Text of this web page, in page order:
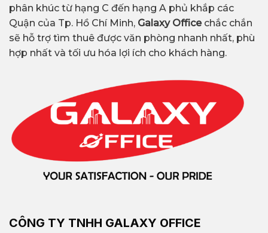
phân khúc từ hạng C đến hạng A phủ khắp các
Quận của Tp. Hồ Chí Minh, Galaxy Office chắc chắn
sẽ hỗ trợ tìm thuê được văn phòng nhanh nhất, phù
hợp nhất và tối ưu hóa lợi ích cho khách hàng.
CÔNG TY TNHH GALAXY OFFICE